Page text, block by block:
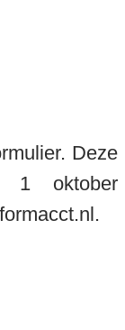
Deze
1 oktober